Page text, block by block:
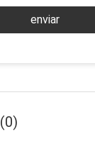
enviar
0)